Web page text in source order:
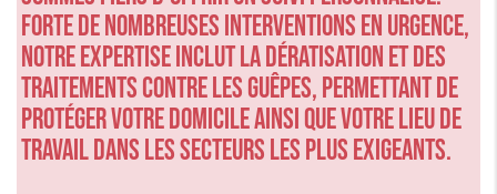
Forte de nombreuses interventions en urgence,
notre expertise inclut la dératisation et des
traitements contre les guêpes, permettant de
protéger votre domicile ainsi que votre lieu de
travail dans les secteurs les plus exigeants.